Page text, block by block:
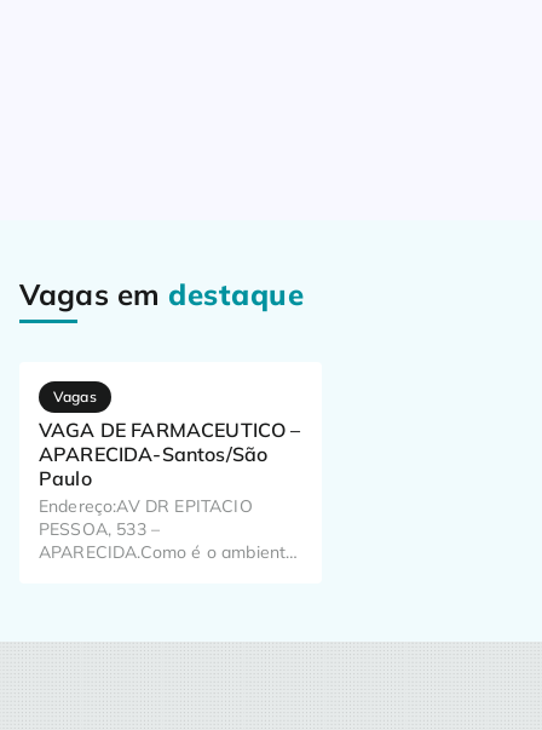
Vagas em destaque
Vagas
VAGA DE FARMACEUTICO –
APARECIDA-Santos/São
Paulo
Endereço:AV DR EPITACIO
PESSOA, 533 –
APARECIDA.Como é o ambiente
Aqui, a gente pensa nisso todos
os dias!Temos em nossa fórmula
colaboradores especiais e é com
eles que aprendemos a dar o